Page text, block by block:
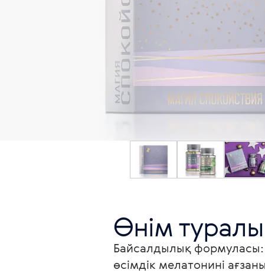
Өнім туралы
Байсалдылық формуласы:
өсімдік мелатонині